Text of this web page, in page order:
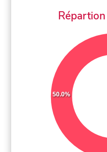
50.0%